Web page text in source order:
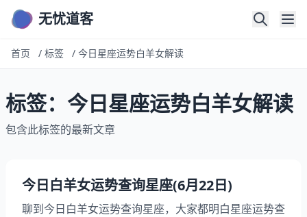
无忧道客
首页 / 标签 / 今日星座运势白羊女解读
标签：今日星座运势白羊女解读
包含此标签的最新文章
今日白羊女运势查询星座(6月22日)
聊到今日白羊女运势查询星座，大家都明白星座运势查